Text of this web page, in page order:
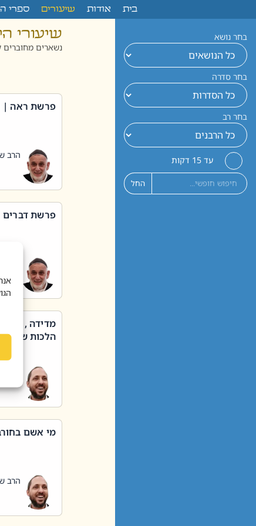
בית אודות שיעורים ספרי
בחר נושא
בחר סדרה
בחר רב
עד 15 דקות
החל
שיעורי
נשארים מחוברים
פרשת ראה |
הרב
פרשת
מדידה ,
הלכות שבת
מי אשם
הרב